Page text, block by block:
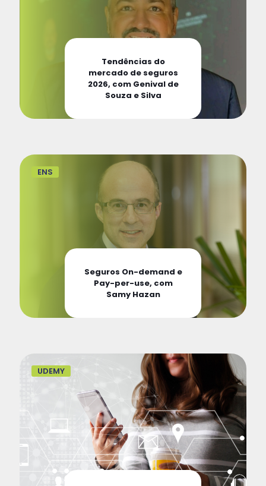
Tendências do
mercado de seguros
2026, com Genival de
Souza e Silva
ENS
Seguros On-demand e
Pay-per-use, com
Samy Hazan
UDEMY